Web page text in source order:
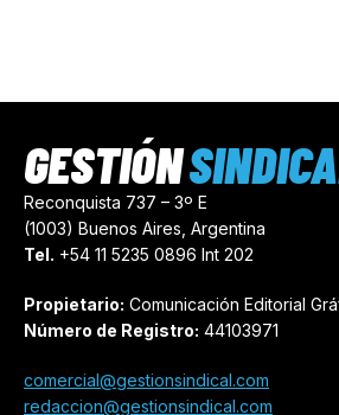
Reconquista 737 – 3º E
(1003) Buenos Aires, Argentina
Tel. +54 11 5235 0896 Int 202
Propietario: Comunicación Editorial
Número de Registro: 44103971
comercial@gestionsindical.com
redaccion@gestionsindical.com
GESTIÓN